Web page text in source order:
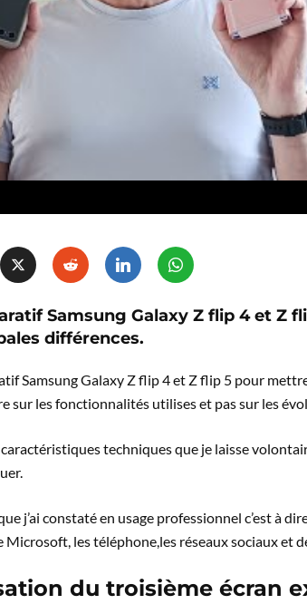
Samsung Galaxy Z flip 4 et Z
différences.
Samsung Galaxy Z flip 4 et Z flip 5 pour
sur les fonctionnalités utilises et pas sur les
techniques que je laisse
j’ai constaté en usage professionnel c’est à
Microsoft, les téléphone,les réseaux sociaux et
du troisième écran